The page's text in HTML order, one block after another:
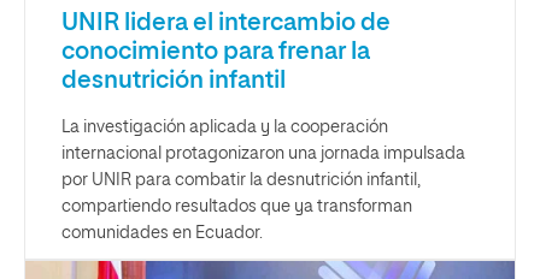
UNIR lidera el intercambio de
conocimiento para frenar la
desnutrición infantil
La investigación aplicada y la cooperación
internacional protagonizaron una jornada impulsada
por UNIR para combatir la desnutrición infantil,
compartiendo resultados que ya transforman
comunidades en Ecuador.